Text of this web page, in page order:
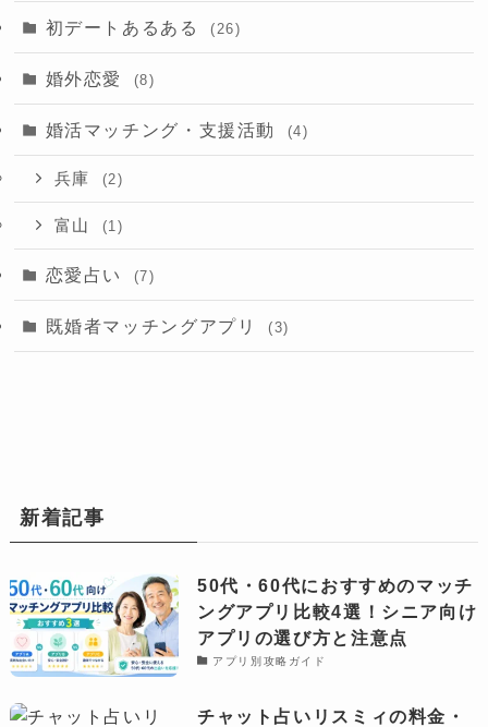
初デートあるある (26)
婚外恋愛 (8)
婚活マッチング・支援活動 (4)
兵庫 (2)
富山 (1)
恋愛占い (7)
既婚者マッチングアプリ (3)
新着記事
50代・60代におすすめのマッチ
ングアプリ比較4選！シニア向け
アプリの選び方と注意点
アプリ別攻略ガイド
チャット占いリスミィの料金・